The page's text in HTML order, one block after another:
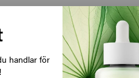
mycket bra och kan
Det
of
handlar för